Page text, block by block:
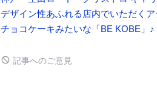
デザイン性あふれる店内でいただく
チョコケーキみたいな「BE KOBE」
記事へのご意見